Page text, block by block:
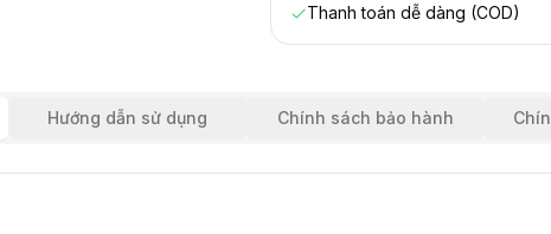
Thanh toán dễ dàng (COD)
Hướng dẫn sử dụng Chính sách bảo hành